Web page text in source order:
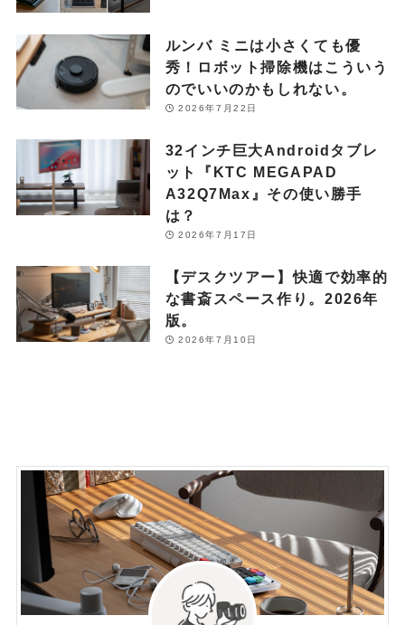
ルンバ ミニは小さくても優
秀！ロボット掃除機はこういう
のでいいのかもしれない。
2026年7月22日
32インチ巨大Androidタブレ
ット『KTC MEGAPAD
A32Q7Max』その使い勝手
は？
2026年7月17日
【デスクツアー】快適で効率的
な書斎スペース作り。2026年
版。
2026年7月10日